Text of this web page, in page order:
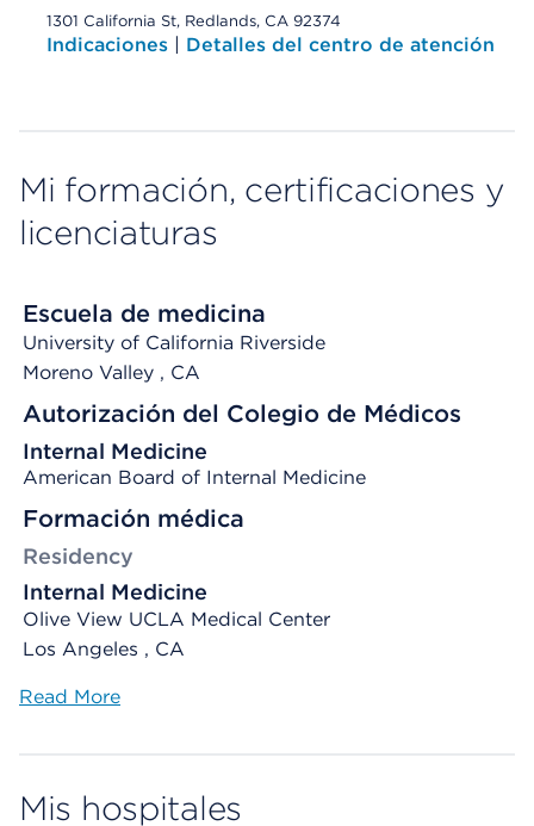
1301 California St, Redlands, CA 92374
Indicaciones | Detalles del centro de atención
Mi formación, certificaciones y
licenciaturas
Escuela de medicina
University of California Riverside
Moreno Valley , CA
Autorización del Colegio de Médicos
Internal Medicine
American Board of Internal Medicine
Formación médica
Residency
Internal Medicine
Olive View UCLA Medical Center
Los Angeles , CA
Read More
Mis hospitales